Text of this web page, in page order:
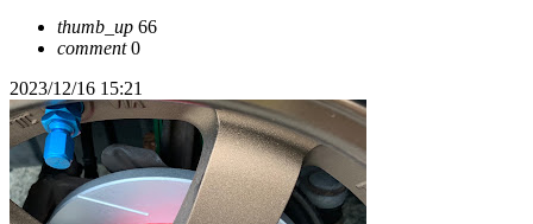
thumb_up 66
comment0
2023/12/16 15:21